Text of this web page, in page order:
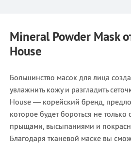
Mineral Powder Mask
House
Большинство масок для лица
увлажнить кожу и разгладить
House — корейский бренд,
которое будет бороться не только
прыщами, высыпаниями и
Благодаря тканевой маске вы